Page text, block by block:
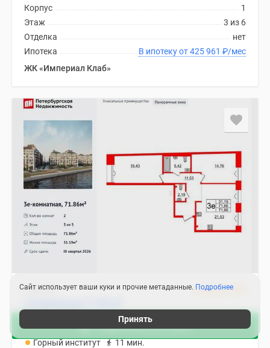
Зафиксировать цену
1
Корпус
3 из 6
Этаж
нет
Отделка
В ипотеку от 425 961 ₽/мес
Ипотека
ЖК «Империал Клаб»
Квартира 3 квартал 2026
Санкт-Петербург, Василеостровский
Горный институт
11 мин.
Сайт использует ваши куки и прочие метаданные. Подробнее
Принять